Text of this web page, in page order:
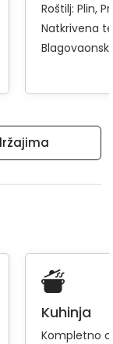
Roštilj: Plin
Natkrivena
Kuhinja
Kompletno